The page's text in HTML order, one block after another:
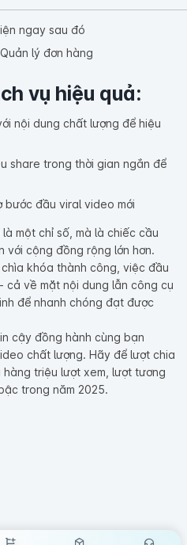
ngay sau đó
lý đơn hàng
vụ hiệu quả:
nội dung chất lượng để hiệu
share trong thời gian ngắn để
bước đầu viral video mới
một chỉ số, mà là chiếc cầu
với cộng đồng rộng lớn hơn.
khóa thành công, việc đầu
về mặt nội dung lẫn công cụ
để nhanh chóng đạt được
cậy đồng hành cùng bạn
chất lượng. Hãy để lượt chia
triệu lượt xem, lượt tương
trong năm 2025.